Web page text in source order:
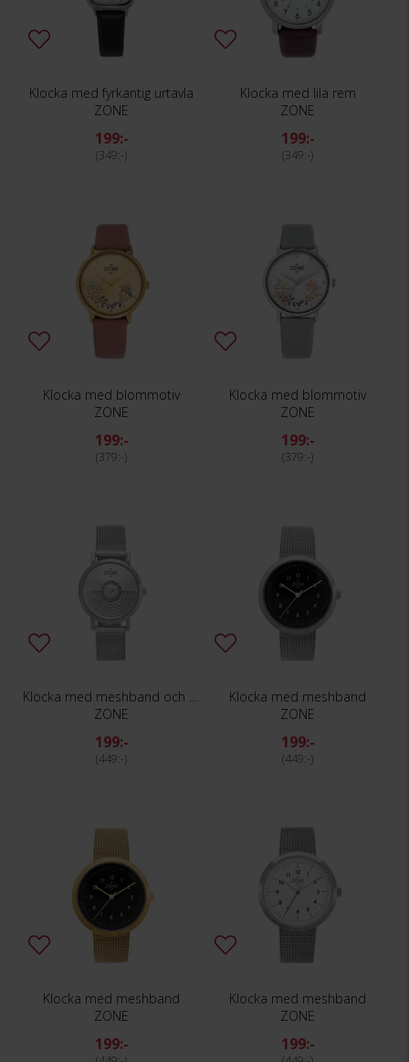
Klocka med fyrkantig urtavla
ZONE
199:-
349:-
Klocka med lila rem
ZONE
199:-
349:-
Klocka med blommotiv
ZONE
199:-
379:-
Klocka med blommotiv
ZONE
199:-
379:-
Klocka med meshband och kristaller
ZONE
199:-
449:-
Klocka med meshband
ZONE
199:-
449:-
Klocka med meshband
ZONE
199:-
Klocka med meshband
ZONE
199:-